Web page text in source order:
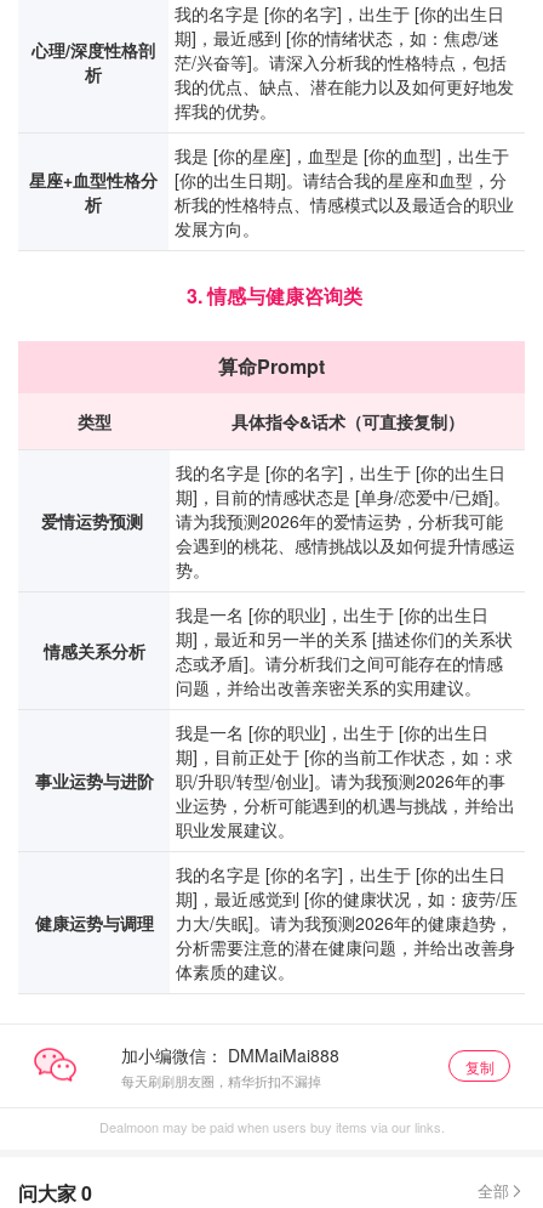
心理/深度性格剖
析
我的名字是 [你的名字]，出生于 [你的出生日
期]，最近感到 [你的情绪状态，如：焦虑/迷
茫/兴奋等]。请深入分析我的性格特点，包括
我的优点、缺点、潜在能力以及如何更好地发
挥我的优势。
星座+血型性格分
析
我是 [你的星座]，血型是 [你的血型]，出生于
[你的出生日期]。请结合我的星座和血型，分
析我的性格特点、情感模式以及最适合的职业
发展方向。
3. 情感与健康咨询类
算命Prompt
类型 具体指令&话术（可直接复制）
爱情运势预测
我的名字是 [你的名字]，出生于 [你的出生日
期]，目前的情感状态是 [单身/恋爱中/已婚]。
请为我预测2026年的爱情运势，分析我可能
会遇到的桃花、感情挑战以及如何提升情感运
势。
情感关系分析
我是一名 [你的职业]，出生于 [你的出生日
期]，最近和另一半的关系 [描述你们的关系状
态或矛盾]。请分析我们之间可能存在的情感
问题，并给出改善亲密关系的实用建议。
事业运势与进阶
我是一名 [你的职业]，出生于 [你的出生日
期]，目前正处于 [你的当前工作状态，如：求
职/升职/转型/创业]。请为我预测2026年的事
业运势，分析可能遇到的机遇与挑战，并给出
职业发展建议。
健康运势与调理
我的名字是 [你的名字]，出生于 [你的出生日
期]，最近感觉到 [你的健康状况，如：疲劳/压
力大/失眠]。请为我预测2026年的健康趋势，
分析需要注意的潜在健康问题，并给出改善身
体素质的建议。
加小编微信：
每天刷刷朋友圈，精华折扣不漏掉
复制
Dealmoon may be paid when users buy items via our links.
问大家0 全部